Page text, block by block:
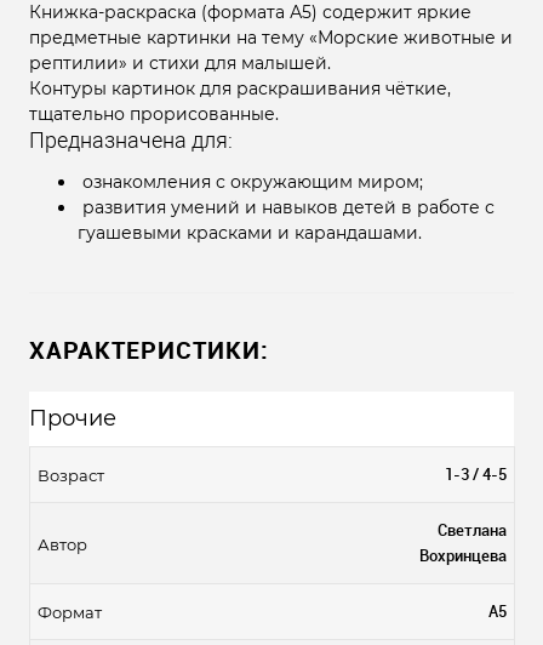
Книжка-раскраска (формата А5) содержит яркие
предметные картинки на тему «Морские животные и
рептилии» и стихи для малышей.
Контуры картинок для раскрашивания чёткие,
тщательно прорисованные.
Предназначена для:
ознакомления с окружающим миром;
развития умений и навыков детей в работе с
гуашевыми красками и карандашами.
ХАРАКТЕРИСТИКИ:
Прочие
Возраст 1-3 / 4-5
Автор
Светлана
Вохринцева
Формат А5